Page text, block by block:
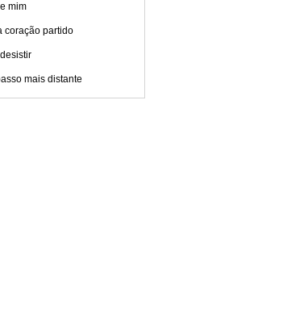
mim
coração partido
mais distante